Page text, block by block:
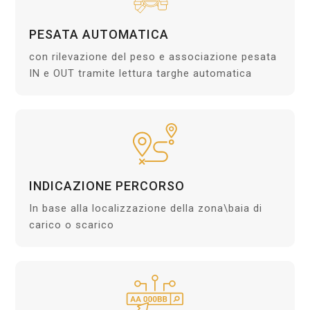
PESATA AUTOMATICA
con rilevazione del peso e associazione pesata
IN e OUT tramite lettura targhe automatica
INDICAZIONE PERCORSO
In base alla localizzazione della zona\baia di
carico o scarico